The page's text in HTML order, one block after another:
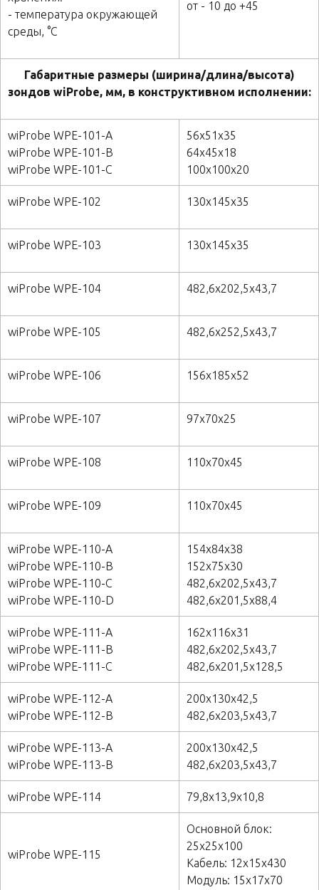
- температура окружающей
среды, °C
от - 10 до +45
Габаритные размеры (ширина/длина/высота)
зондов wiProbe, мм, в конструктивном исполнении:
wiProbe WPE-101-A
wiProbe WPE-101-B
wiProbe WPE-101-C
56х51х35
64х45х18
100х100х20
wiProbe WPE-102 130х145х35
wiProbe WPE-103 130х145х35
wiProbe WPE-104 482,6х202,5х43,7
wiProbe WPE-105 482,6х252,5х43,7
wiProbe WPE-106 156х185х52
wiProbe WPE-107 97х70х25
wiProbe WPE-108 110х70х45
wiProbe WPE-109 110х70х45
wiProbe WPE-110-A
wiProbe WPE-110-B
wiProbe WPE-110-C
wiProbe WPE-110-D
154х84х38
152х75х30
482,6х202,5х43,7
482,6х201,5х88,4
wiProbe WPE-111-A
wiProbe WPE-111-B
wiProbe WPE-111-C
162х116х31
482,6х202,5х43,7
482,6х201,5х128,5
wiProbe WPE-112-A
wiProbe WPE-112-B
200х130х42,5
482,6х203,5х43,7
wiProbe WPE-113-A
wiProbe WPE-113-B
200х130х42,5
482,6х203,5х43,7
wiProbe WPE-114 79,8х13,9х10,8
wiProbe WPE-115
Основной блок:
25х25х100
Кабель: 12х15х430
Модуль: 15х17х70